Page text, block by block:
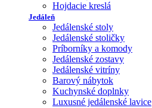
Hojdacie kreslá
Jedáleň
Jedálenské stoly
Jedálenské stoličky
Príborníky a komody
Jedálenské zostavy
Jedálenské vitríny
Barový nábytok
Kuchynské doplnky
Luxusné jedálenské lavice